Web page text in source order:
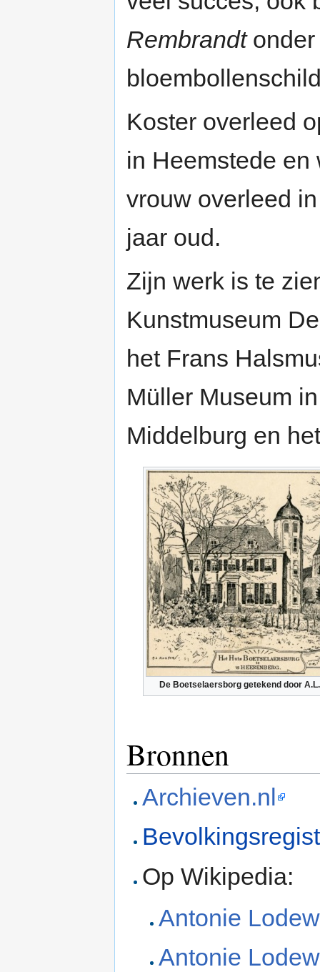
Rembrandtonder
Koster overleed
in Heemstede
vrouw overleed
jaar oud.
Zijn werk is te
Kunstmuseum
het Frans
Müller Museum
Middelburg en
De Boetselaersborg getekend door
Bronnen
Archieven.nl
Op Wikipedia:
Antonie
Antonie